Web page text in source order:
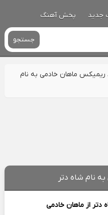
جدید پخش آهنگ
جستجو
ریمیکس ماهان خادمی به نام
نام شاه دتر
دتر ازماهان خادمی